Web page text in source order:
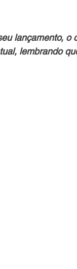
lançamento, o
lembrando